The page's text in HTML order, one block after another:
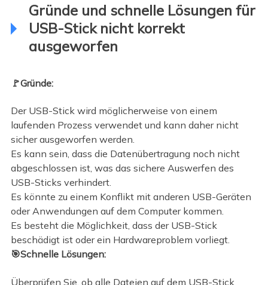
Gründe und schnelle Lösungen für
USB-Stick nicht korrekt
ausgeworfen
🚩Gründe:
Der USB-Stick wird möglicherweise von einem
laufenden Prozess verwendet und kann daher nicht
sicher ausgeworfen werden.
Es kann sein, dass die Datenübertragung noch nicht
abgeschlossen ist, was das sichere Auswerfen des
USB-Sticks verhindert.
Es könnte zu einem Konflikt mit anderen USB-Geräten
oder Anwendungen auf dem Computer kommen.
Es besteht die Möglichkeit, dass der USB-Stick
beschädigt ist oder ein Hardwareproblem vorliegt.
🎯Schnelle Lösungen:
Überprüfen Sie, ob alle Dateien auf dem USB-Stick